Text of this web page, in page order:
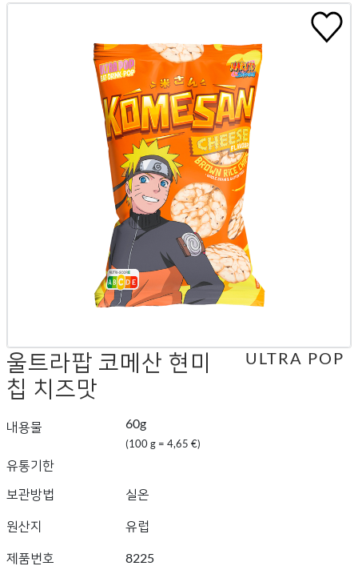
울트라팝 코메산 현미
칩 치즈맛
내용물 60g
(100 g = 4,65 €)
유통기한
보관방법
실온
원산지 유럽
제품번호 8225
ULTRA POP